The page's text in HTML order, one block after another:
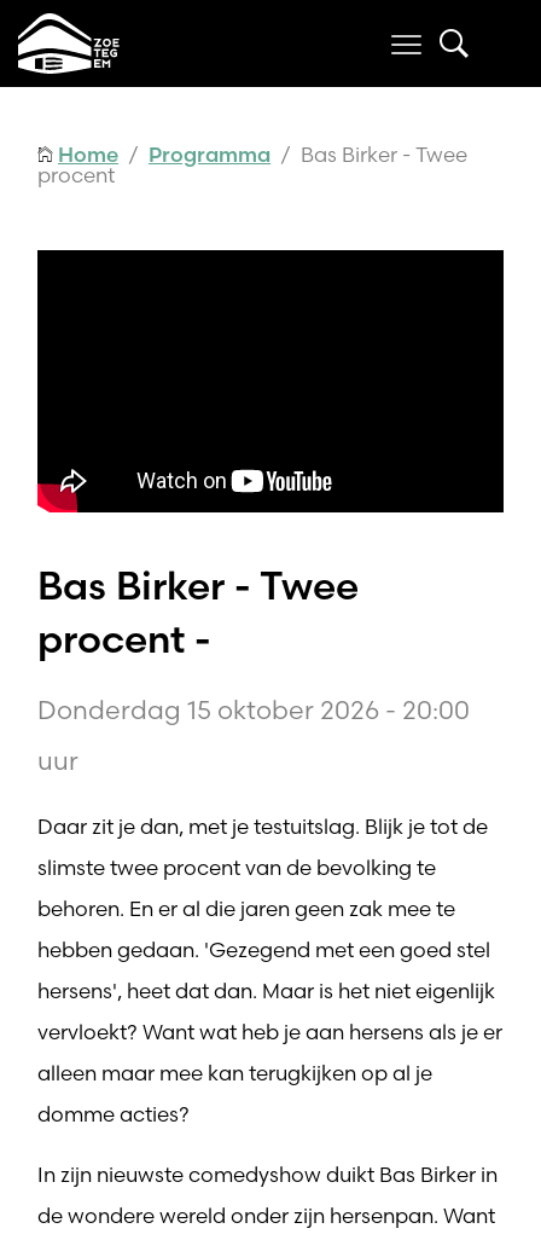
Home / Programma / Bas Birker - Twee
procent
Bas Birker - Twee
procent -
Donderdag 15 oktober 2026 - 20:00
uur
Daar zit je dan, met je testuitslag. Blijk je tot de
slimste twee procent van de bevolking te
behoren. En er al die jaren geen zak mee te
hebben gedaan. 'Gezegend met een goed stel
hersens', heet dat dan. Maar is het niet eigenlijk
vervloekt? Want wat heb je aan hersens als je er
alleen maar mee kan terugkijken op al je
domme acties?
In zijn nieuwste comedyshow duikt Bas Birker in
de wondere wereld onder zijn hersenpan. Want